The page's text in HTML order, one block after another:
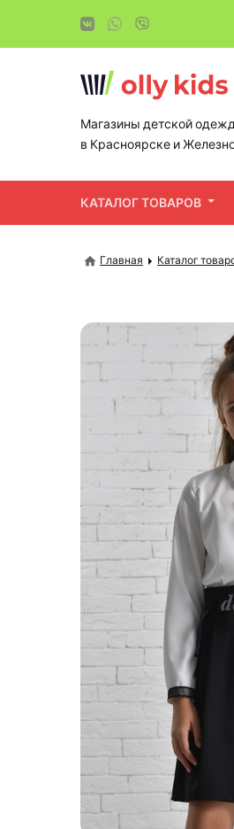
Магазины детской
в Красноярске и
КАТАЛОГ ТОВАРОВ
Главная Каталог